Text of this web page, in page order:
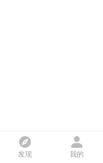
发现 我的